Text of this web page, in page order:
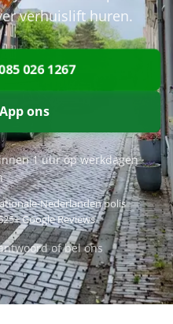
verhuislift huren.
026 1267
ons
1 uur op werkdagen ·
Nederlanden polis
Google Reviews
of bel ons